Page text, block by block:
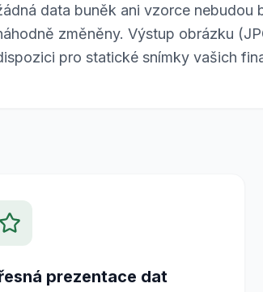
data buněk ani vzorce nebudou
změněny. Výstup obrázku
pro statické snímky vašich
prezentace dat